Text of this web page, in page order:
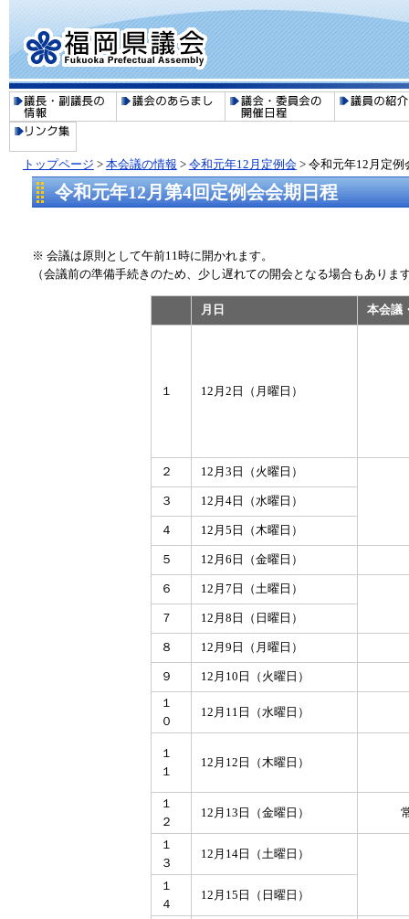
トップページ > 本会議の情報 > 令和元年12月定例会> 令和元年12月定例
令和元年12月第4回定例会会期日程
※ 会議は原則として午前11時に開かれます。
（会議前の準備手続きのため、少し遅れての開会となる場合もありま
月日 本会議
１ 12月2日（月曜日）
２ 12月3日（火曜日）
３ 12月4日（水曜日）
４ 12月5日（木曜日）
５ 12月6日（金曜日）
６ 12月7日（土曜日）
７ 12月8日（日曜日）
８ 12月9日（月曜日）
９ 12月10日（火曜日）
１
０
12月11日（水曜日）
１
１
12月12日（木曜日）
１
２
12月13日（金曜日）
１
３
12月14日（土曜日）
１
４
12月15日（日曜日）